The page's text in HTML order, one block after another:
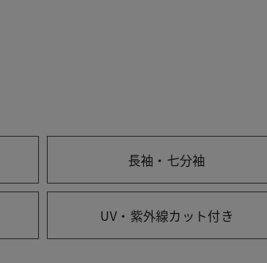
長袖・七分袖
UV・紫外線カット付き